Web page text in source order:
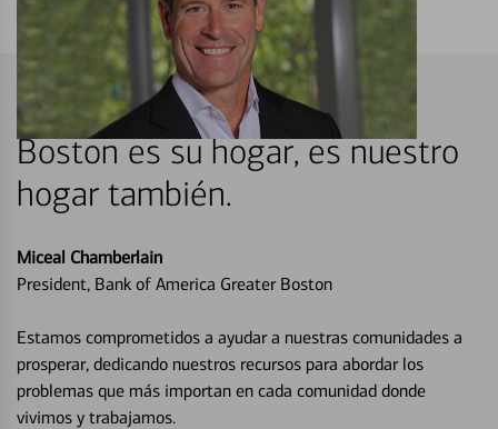
Boston es su hogar, es nuestro
hogar también.
Miceal Chamberlain
President, Bank of America Greater Boston
Estamos comprometidos a ayudar a nuestras comunidades a
prosperar, dedicando nuestros recursos para abordar los
problemas que más importan en cada comunidad donde
vivimos y trabajamos.